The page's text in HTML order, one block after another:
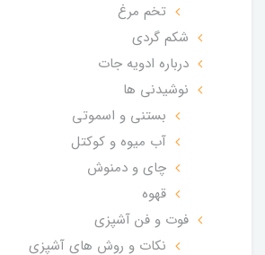
تخم مرغ
شکم گردی
درباره ادویه جات
نوشیدنی ها
بستنی و اسموتی
آب میوه و کوکتل
چای و دمنوش
قهوه
فوت و فن آشپزی
نکات و روش های آشپزی